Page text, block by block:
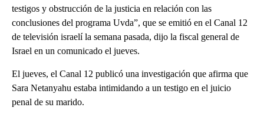
testigos y obstrucción de la justicia en relación con las
conclusiones del programa Uvda”, que se emitió en el Canal 12
de televisión israelí la semana pasada, dijo la fiscal general de
Israel en un comunicado el jueves.
El jueves, el Canal 12 publicó una investigación que afirma que
Sara Netanyahu estaba intimidando a un testigo en el juicio
penal de su marido.